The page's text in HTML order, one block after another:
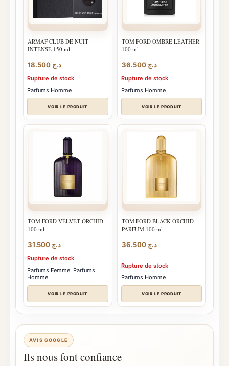
ARMAF CLUB DE NUIT
INTENSE 150 ml
د.ج
Rupture de stock
Parfums Homme
VOIR LE PRODUIT
TOM FORD OMBRE LEATHER
100 ml
د.ج 36.500
Rupture de stock
Parfums Homme
VOIR LE PRODUIT
TOM FORD VELVET ORCHID
100 ml
د.ج
Rupture de stock
Parfums Femme, Parfums
Homme
VOIR LE PRODUIT
TOM FORD BLACK ORCHID
PARFUM 100 ml
د.ج 36.500
Rupture de stock
Parfums Homme
VOIR LE PRODUIT
AVIS GOOGLE
Ils nous font confiance